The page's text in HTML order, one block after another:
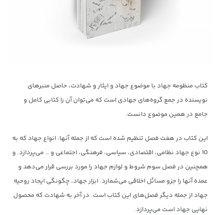
کتاب منظومه جهاد با موضوع جهاد و ایثار و شهادت، حاصل منبرهای
نویسنده در جمع گروه‌های جهادی است که می‌توان آن را کتابی کامل و
جامع در همین موضوع دانست.
این کتاب در هفت فصل تنظیم شده است که از جمله آنها: انواع جهاد که به
10 نوع جهاد نظامی، اقتصادی، سیاسی، فرهنگی، اجتماعی و … می‌پردازد. و
همچنین در فصل سوم شروط و لوازم جهاد را مورد بررسی قرار می‌دهد و
عمده آنها را جزو مسائل اخلاقی می‌شمارد. ابزار جهاد، چگونگی ایجاد روحیه
جهاد از جمله دیگر فصل‌های این کتاب است. در آخر به شهادت که محصول
نهایی جهاد است می‌پردازد.